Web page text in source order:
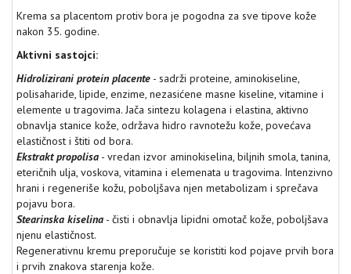
Krema sa placentom protiv bora je pogodna za sve tipove kože
nakon 35. godine.
Aktivni sastojci:
Hidrolizirani protein placente - sadrži proteine, aminokiseline,
polisaharide, lipide, enzime, nezasićene masne kiseline, vitamine i
elemente u tragovima. Jača sintezu kolagena i elastina, aktivno
obnavlja stanice kože, održava hidro ravnotežu kože, povećava
elastičnost i štiti od bora.
Ekstrakt propolisa - vredan izvor aminokiselina, biljnih smola, tanina,
eteričnih ulja, voskova, vitamina i elemenata u tragovima. Intenzivno
hrani i regeneriše kožu, poboljšava njen metabolizam i sprečava
pojavu bora.
Stearinska kiselina - čisti i obnavlja lipidni omotač kože, poboljšava
njenu elastičnost.
Regenerativnu kremu preporučuje se koristiti kod pojave prvih bora
i prvih znakova starenja kože.